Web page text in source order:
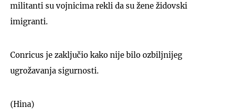
militanti su vojnicima rekli da su žene židovski
imigranti.
Conricus je zaključio kako nije bilo ozbiljnijeg
ugrožavanja sigurnosti.
(Hina)